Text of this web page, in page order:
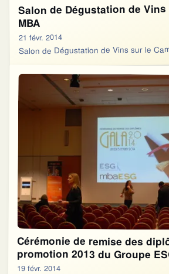
Salon de Dégustation de
MBA
21 févr. 2014
Salon de Dégustation de Vins sur le
Cérémonie de remise des
promotion 2013 du Groupe
19 févr. 2014